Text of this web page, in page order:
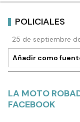
POLICIALES
25 de septiembre
Añadir como
LA MOTO
FACEBOOK